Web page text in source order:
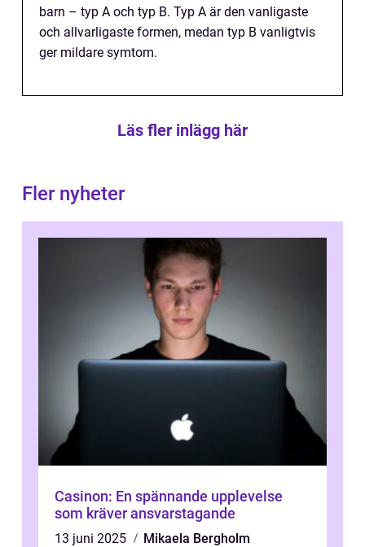
barn – typ A och typ B. Typ A är den vanligaste
och allvarligaste formen, medan typ B vanligtvis
ger mildare symtom.
Läs fler inlägg här
Fler nyheter
Casinon: En spännande upplevelse
som kräver ansvarstagande
13 juni 2025
Mikaela Bergholm